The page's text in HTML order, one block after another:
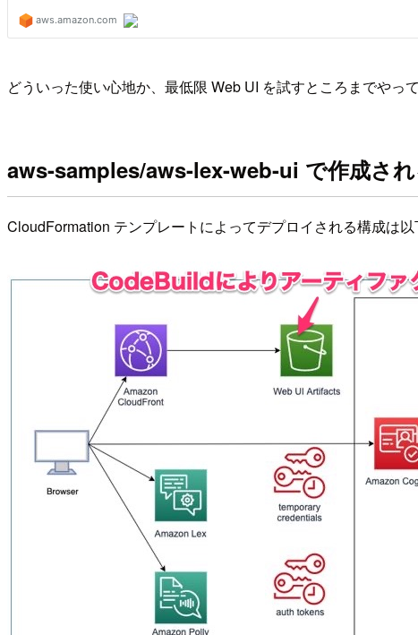
どういった使い心地か、最低限 Web UI を試すところまでやって
aws-samples/aws-lex-web-ui で作成さ
CloudFormation テンプレートによってデプロイされる構成は